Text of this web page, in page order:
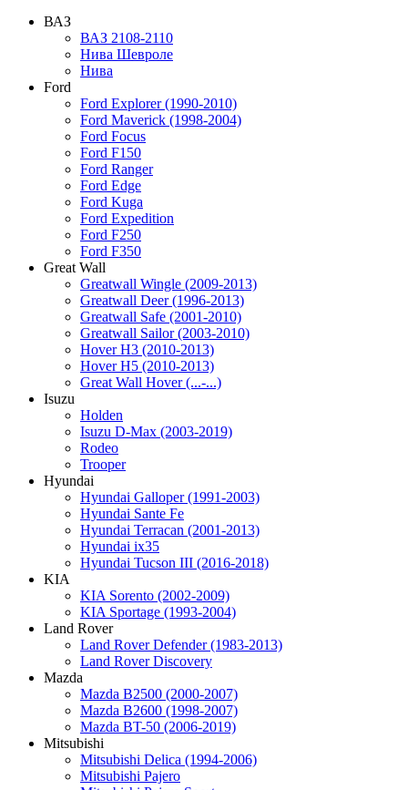
ВАЗ
ВАЗ 2108-2110
Нива Шевроле
Нива
Ford
Ford Explorer (1990-2010)
Ford Maverick (1998-2004)
Ford Focus
Ford F150
Ford Ranger
Ford Edge
Ford Kuga
Ford Expedition
Ford F250
Ford F350
Great Wall
Greatwall Wingle (2009-2013)
Greatwall Deer (1996-2013)
Greatwall Safe (2001-2010)
Greatwall Sailor (2003-2010)
Hover H3 (2010-2013)
Hover H5 (2010-2013)
Great Wall Hover (...-...)
Isuzu
Holden
Isuzu D-Max (2003-2019)
Rodeo
Trooper
Hyundai
Hyundai Galloper (1991-2003)
Hyundai Sante Fe
Hyundai Terracan (2001-2013)
Hyundai ix35
Hyundai Tucson III (2016-2018)
KIA
KIA Sorento (2002-2009)
KIA Sportage (1993-2004)
Land Rover
Land Rover Defender (1983-2013)
Land Rover Discovery
Mazda
Mazda B2500 (2000-2007)
Mazda B2600 (1998-2007)
Mazda BT-50 (2006-2019)
Mitsubishi
Mitsubishi Delica (1994-2006)
Mitsubishi Pajero